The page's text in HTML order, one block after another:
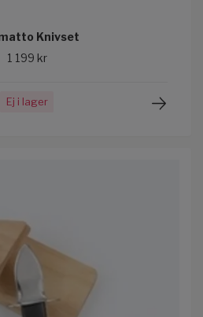
Knivset
1 199 kr
Ej i lager